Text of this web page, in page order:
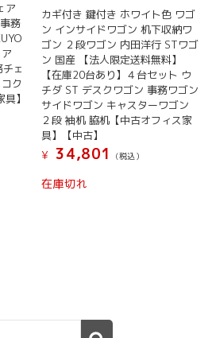
ア
務
ェ
ク
】
カギ付き 鍵付き ホワイト色 ワゴ
ン インサイドワゴン 机下収納ワ
ゴン ２段ワゴン 内田洋行 STワゴ
ン 国産 【法人限定送料無料】
【在庫20台あり】４台セット ウ
チダ ST デスクワゴン 事務ワゴン
サイドワゴン キャスターワゴン
２段 袖机 脇机【中古オフィス家
具】【中古】
¥
34,801 (税込）
在庫切れ